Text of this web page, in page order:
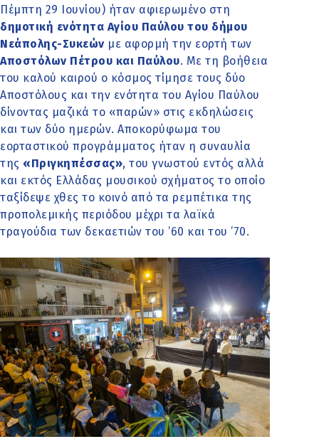
Πέμπτη 29 Ιουνίου) ήταν αφιερωμένο στη
δημοτική ενότητα Αγίου Παύλου του δήμου
Νεάπολης-Συκεών με αφορμή την εορτή των
Αποστόλων Πέτρου και Παύλου. Με τη βοήθεια
του καλού καιρού ο κόσμος τίμησε τους δύο
Αποστόλους και την ενότητα του Αγίου Παύλου
δίνοντας μαζικά το «παρών» στις εκδηλώσεις
και των δύο ημερών. Αποκορύφωμα του
εορταστικού προγράμματος ήταν η συναυλία
της «Πριγκηπέσσας», του γνωστού εντός αλλά
και εκτός Ελλάδας μουσικού σχήματος το οποίο
ταξίδεψε χθες το κοινό από τα ρεμπέτικα της
προπολεμικής περιόδου μέχρι τα λαϊκά
τραγούδια των δεκαετιών του ’60 και του ’70.